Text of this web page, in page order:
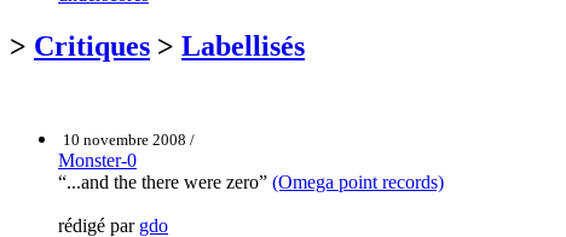
> Critiques > Labellisés
10 novembre 2008 /
Monster-0
“...and the there were zero” (Omega point records)
rédigé par gdo